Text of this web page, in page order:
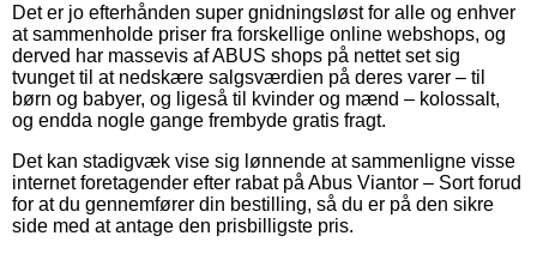
Det er jo efterhånden super gnidningsløst for alle og enhver
at sammenholde priser fra forskellige online webshops, og
derved har massevis af ABUS shops på nettet set sig
tvunget til at nedskære salgsværdien på deres varer – til
børn og babyer, og ligeså til kvinder og mænd – kolossalt,
og endda nogle gange frembyde gratis fragt.
Det kan stadigvæk vise sig lønnende at sammenligne visse
internet foretagender efter rabat på Abus Viantor – Sort forud
for at du gennemfører din bestilling, så du er på den sikre
side med at antage den prisbilligste pris.